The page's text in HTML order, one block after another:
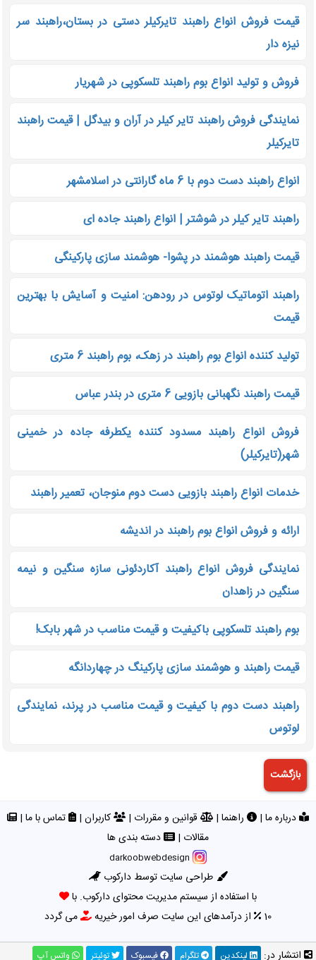
انتشار در: لینکدین تلگرام فیسبوک توئیتر واتس آپ
قیمت فروش انواع راهبند تایرکیلر دستی در بستان،راهبند سر
نیزه دار
فروش و تولید انواع بوم راهبند تلسکوپی در شهریار
نمایندگی فروش راهبند تایر کیلر در آران و بیدگل | قیمت راهبند
تایرکیلر
انواع راهبند دست دوم با 6 ماه گارانتی در اسلامشهر
راهبند تایر کیلر در شوشتر | انواع راهبند جاده ای
قیمت راهبند هوشمند در پشوا- هوشمند سازی پارکینگی
راهبند اتوماتیک لوتوس در رودهن: امنیت و آسایش با بهترین
قیمت
تولید کننده انواع بوم راهبند در زهک، بوم راهبند 6 متری
قیمت راهبند نگهبانی بازویی 6 متری در بندر عباس
فروش انواع راهبند مسدود کننده یکطرفه جاده در خمینی
شهر(تایرکیلر)
خدمات انواع راهبند بازویی دست دوم منوجان، تعمیر راهبند
ارائه و فروش انواع بوم راهبند در اندیشه
نمایندگی فروش انواع راهبند آکاردئونی سازه سنگین و نیمه
سنگین در زاهدان
بوم راهبند تلسکوپی باکیفیت و قیمت مناسب در شهر بابک!
قیمت راهبند و هوشمند سازی پارکینگ در چهاردانگه
راهبند دست دوم با کیفیت و قیمت مناسب در پرند، نمایندگی
لوتوس
درباره ما | راهنما | قوانین و مقررات | کاربران | تماس با ما|
مقالات | دسته بندی ها
darkoobwebdesign
طراحی سایت توسط دارکوب
با استفاده از سیستم مدیریت محتوای دارکوب. با
10
از درآمدهای این سایت صرف امور خیریه می گردد